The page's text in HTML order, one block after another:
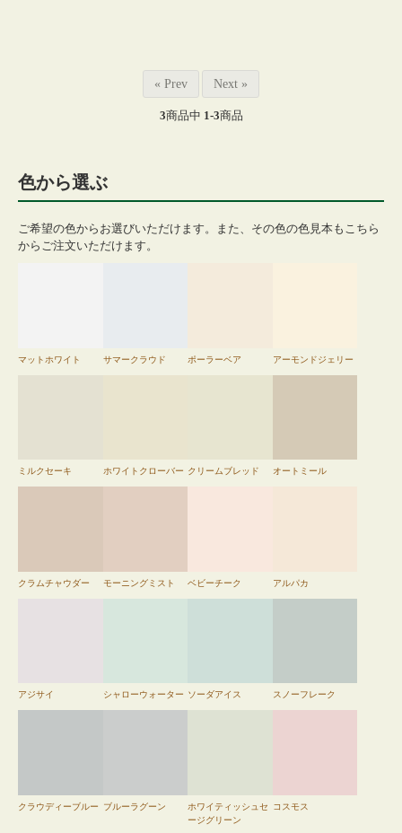
« Prev Next »
3商品中 1-3商品
色から選ぶ
ご希望の色からお選びいただけます。また、その色の色見本もこちら
からご注文いただけます。
マットホワイト サマークラウド ポーラーベア アーモンドジェリー
ミルクセーキ ホワイトクローバー クリームブレッド オートミール
クラムチャウダー モーニングミスト ベビーチーク アルパカ
アジサイ シャローウォーター ソーダアイス スノーフレーク
クラウディーブルー ブルーラグーン
ホワイティッシュセ
ージグリーン
コスモス